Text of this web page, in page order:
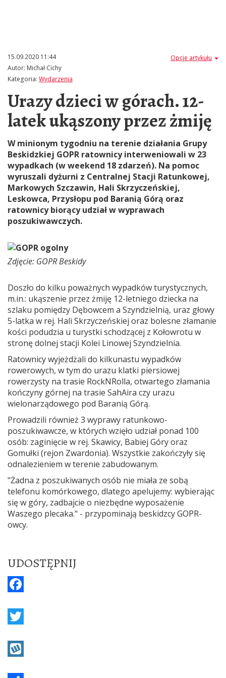
Opcje artykułu
15.09.2020 11:44
Autor: Michał Cichy
Kategoria: Wydarzenia
Urazy dzieci w górach. 12-
latek ukąszony przez żmiję
W minionym tygodniu na terenie działania Grupy
Beskidzkiej GOPR ratownicy interweniowali w 23
wypadkach (w weekend 18 zdarzeń). Na pomoc
wyruszali dyżurni z Centralnej Stacji Ratunkowej,
Markowych Szczawin, Hali Skrzyczeńskiej,
Leskowca, Przysłopu pod Baranią Górą oraz
ratownicy biorący udział w wyprawach
poszukiwawczych.
Zdjęcie: GOPR Beskidy
Doszło do kilku poważnych wypadków turystycznych,
m.in.: ukąszenie przez żmiję 12-letniego dziecka na
szlaku pomiędzy Dębowcem a Szyndzielnią, uraz głowy
5-latka w rej. Hali Skrzyczeńskiej oraz bolesne złamanie
kości podudzia u turystki schodzącej z Kołowrotu w
stronę dolnej stacji Kolei Linowej Szyndzielnia.
Ratownicy wyjeżdżali do kilkunastu wypadków
rowerowych, w tym do urazu klatki piersiowej
rowerzysty na trasie RockNRolla, otwartego złamania
kończyny górnej na trasie SahAira czy urazu
wielonarządowego pod Baranią Górą.
Prowadzili również 3 wyprawy ratunkowo-
poszukiwawcze, w których wzięło udział ponad 100
osób: zaginięcie w rej. Skawicy, Babiej Góry oraz
Gomułki (rejon Zwardonia). Wszystkie zakończyły się
odnalezieniem w terenie zabudowanym.
"Żadna z poszukiwanych osób nie miała ze sobą
telefonu komórkowego, dlatego apelujemy: wybierając
się w góry, zadbajcie o niezbędne wyposażenie
Waszego plecaka." - przypominają beskidzcy GOPR-
owcy.
UDOSTĘPNIJ
a
ew